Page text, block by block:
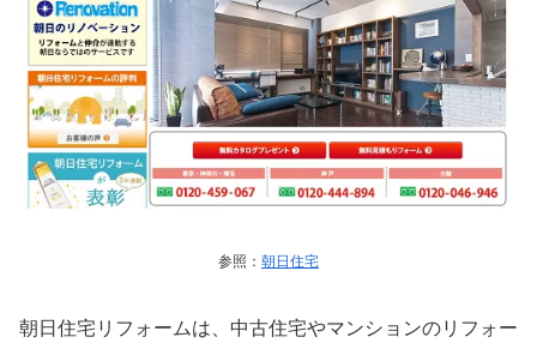
参照： 朝日住宅
朝日住宅リフォームは、中古住宅やマンションのリフォー